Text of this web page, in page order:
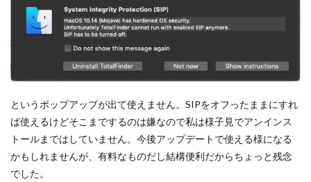
というポップアップが出て使えません。SIPをオフったままにすれ
ば使えるけどそこまでするのは嫌なので私は様子見でアンインス
トールまではしていません。今後アップデートで使える様になる
かもしれませんが、有料なものだし結構便利だからちょっと残念
でした。